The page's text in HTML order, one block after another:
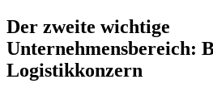
Der zweite wichtige
Unternehmensbereich:
Logistikkonzern